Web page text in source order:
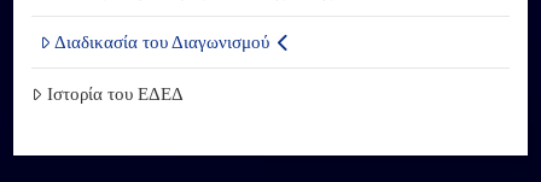
Διαδικασία του Διαγωνισμού
Ιστορία του ΕΔΕΔ